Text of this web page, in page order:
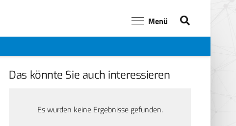
Menü
Das könnte Sie auch interessieren
Es wurden keine Ergebnisse gefunden.